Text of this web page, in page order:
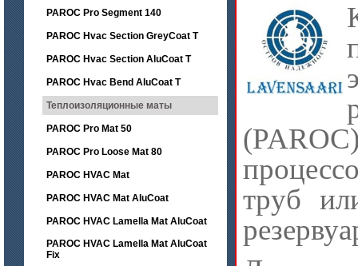
PAROC Pro Segment 140
PAROC Hvac Section GreyCoat T
PAROC Hvac Section AluCoat T
PAROC Hvac Bend AluCoat T
Теплоизоляционные маты
PAROC Pro Mat 50
PAROC Pro Loose Mat 80
PAROC HVAC Mat
PAROC HVAC Mat AluCoat
PAROC HVAC Lamella Mat AluCoat
PAROC HVAC Lamella Mat AluCoat
Fix
труб